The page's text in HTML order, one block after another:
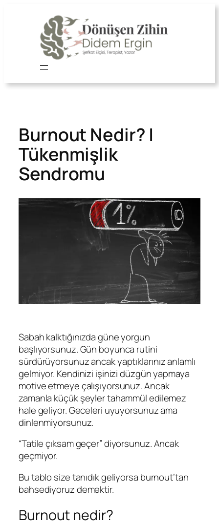
Burnout Nedir? |
Tükenmişlik
Sendromu
Sabah kalktığınızda güne yorgun
başlıyorsunuz. Gün boyunca rutini
sürdürüyorsunuz ancak yaptıklarınız anlamlı
gelmiyor. Kendinizi işinizi düzgün yapmaya
motive etmeye çalışıyorsunuz. Ancak
zamanla küçük şeyler tahammül edilemez
hale geliyor. Geceleri uyuyorsunuz ama
dinlenmiyorsunuz.
“Tatile çıksam geçer” diyorsunuz. Ancak
geçmiyor.
Bu tablo size tanıdık geliyorsa burnout’tan
bahsediyoruz demektir.
Burnout nedir?